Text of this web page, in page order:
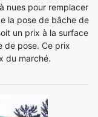
nues pour remplacer
la pose de bâche de
un prix à la surface
de pose. Ce prix
du marché.